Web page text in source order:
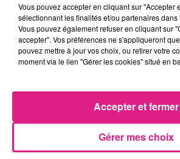
minutes, et différent de celui de
Écouter le podcast
spectacle seront à découvrir par
La Ville de Nancy souhaite
en mars 2021, pour une inscription
Vous pouvez accepter en cliquant sur "Accepter
sélectionnant les finalités et/ou partenaires dans
Vous pouvez également refuser en cliquant sur
accepter". Vos préférences ne s'appliqueront
pouvez mettre à jour vos choix, ou retirer votre
moment via le lien "Gérer les cookies" situé en
Gérer mes choix
Accepter et fermer